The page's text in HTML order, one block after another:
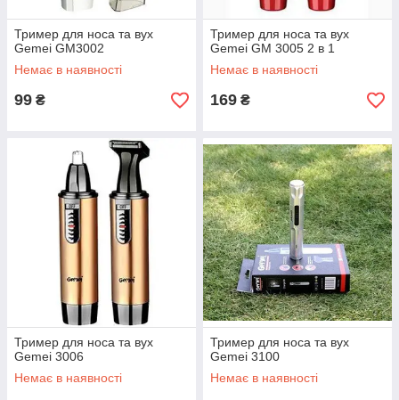
Тример для носа та вух
Gemei GM3002
Немає в наявності
99 ₴
Тример для носа та вух
Gemei GM 3005 2 в 1
Немає в наявності
169 ₴
Тример для носа та вух
Gemei 3006
Немає в наявності
Тример для носа та вух
Gemei 3100
Немає в наявності